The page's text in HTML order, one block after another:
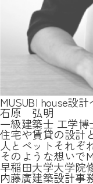
MUSUBI house設
石原 弘明
一級建築士 工学博
住宅や賃貸の設計
人とペットそれぞ
そのような想いで
早稲田大学大学院
内藤廣建築設計事